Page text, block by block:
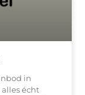
in
écht